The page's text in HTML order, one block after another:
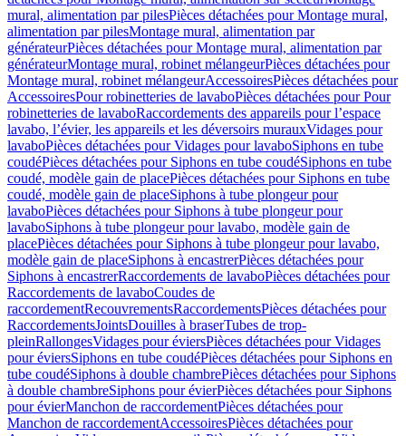
mural, alimentation par pilesPièces détachées pour Montage mural,
alimentation par pilesMontage mural, alimentation par
générateurPièces détachées pour Montage mural, alimentation par
générateurMontage mural, robinet mélangeurPièces détachées pour
Montage mural, robinet mélangeurAccessoiresPièces détachées pour
AccessoiresPour robinetteries de lavaboPièces détachées pour Pour
robinetteries de lavaboRaccordements des appareils pour l’espace
lavabo, l’évier, les appareils et les déversoirs murauxVidages pour
lavaboPièces détachées pour Vidages pour lavaboSiphons en tube
coudéPièces détachées pour Siphons en tube coudéSiphons en tube
coudé, modèle gain de placePièces détachées pour Siphons en tube
coudé, modèle gain de placeSiphons à tube plongeur pour
lavaboPièces détachées pour Siphons à tube plongeur pour
lavaboSiphons à tube plongeur pour lavabo, modèle gain de
placePièces détachées pour Siphons à tube plongeur pour lavabo,
modèle gain de placeSiphons à encastrerPièces détachées pour
Siphons à encastrerRaccordements de lavaboPièces détachées pour
Raccordements de lavaboCoudes de
raccordementRecouvrementsRaccordementsPièces détachées pour
RaccordementsJointsDouilles à braserTubes de trop-
pleinRallongesVidages pour éviersPièces détachées pour Vidages
pour éviersSiphons en tube coudéPièces détachées pour Siphons en
tube coudéSiphons à double chambrePièces détachées pour Siphons
à double chambreSiphons pour évierPièces détachées pour Siphons
pour évierManchon de raccordementPièces détachées pour
Manchon de raccordementAccessoiresPièces détachées pour